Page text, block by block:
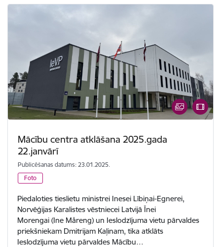
Mācību centra atklāšana 2025.gada
22.janvārī
Publicēšanas datums: 23.01.2025.
Foto
Piedaloties tieslietu ministrei Inesei Lībiņai-Egnerei,
Norvēģijas Karalistes vēstniecei Latvijā Īnei
Morengai (Ine Måreng) un Ieslodzījuma vietu pārvaldes
priekšniekam Dmitrijam Kaļinam, tika atklāts
Ieslodzījuma vietu pārvaldes Mācību…